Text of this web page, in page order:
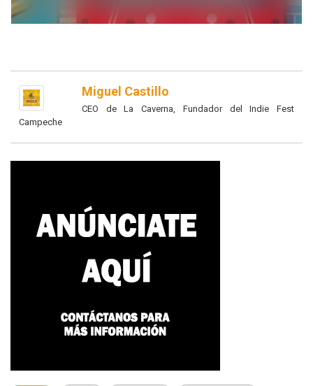
Miguel Castillo
CEO de La Caverna, Fundador del Indie Fest
Campeche